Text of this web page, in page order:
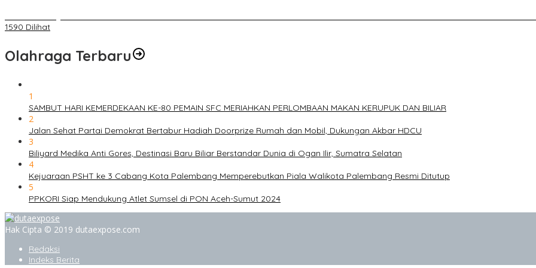
1590 Dilihat
Olahraga Terbaru
1
SAMBUT HARI KEMERDEKAAN KE-80 PEMAIN SFC MERIAHKAN PERLOMBAAN MAKAN KERUPUK DAN BILIAR
2
Jalan Sehat Partai Demokrat Bertabur Hadiah Doorprize Rumah dan Mobil, Dukungan Akbar HDCU
3
Biliyard Medika Anti Gores, Destinasi Baru Biliar Berstandar Dunia di Ogan Ilir, Sumatra Selatan
4
Kejuaraan PSHT ke 3 Cabang Kota Palembang Memperebutkan Piala Walikota Palembang Resmi Ditutup
5
PPKORI Siap Mendukung Atlet Sumsel di PON Aceh-Sumut 2024
Hak Cipta © 2019 dutaexpose.com
Redaksi
Indeks Berita